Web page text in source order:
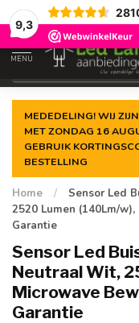
9,3
Gegarandeerde de
MENU
MEDEDELING! WIJ
MET ZONDAG 16
GEBRUIK
BESTELLING
Home /
Sensor Led
2520 Lumen (140Lm/
Garantie
Sensor Led
Neutraal Wit,
Microwave
Garantie